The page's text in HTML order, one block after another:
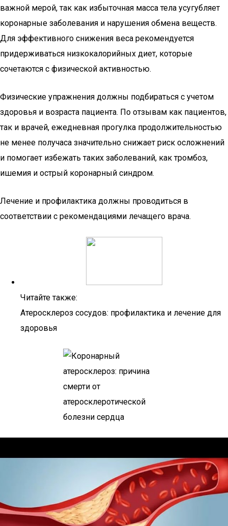
важной мерой, так как избыточная масса тела усугубляет
коронарные заболевания и нарушения обмена веществ.
Для эффективного снижения веса рекомендуется
придерживаться низкокалорийных диет, которые
сочетаются с физической активностью.
Физические упражнения должны подбираться с учетом
здоровья и возраста пациента. По отзывам как пациентов,
так и врачей, ежедневная прогулка продолжительностью
не менее получаса значительно снижает риск осложнений
и помогает избежать таких заболеваний, как тромбоз,
ишемия и острый коронарный синдром.
Лечение и профилактика должны проводиться в
соответствии с рекомендациями лечащего врача.
Читайте также:
Атеросклероз сосудов: профилактика и лечение для
здоровья